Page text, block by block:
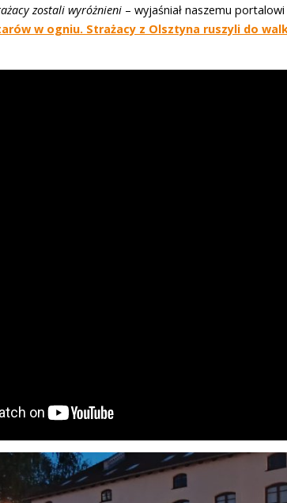
zostali wyróżnieni – wyjaśniał naszemu
w ogniu. Strażacy z Olsztyna ruszyli do